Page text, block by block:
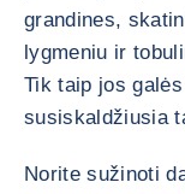
grandines,
lygmeniu ir
Tik taip jos
susiskaldžiusia
Norite sužinoti